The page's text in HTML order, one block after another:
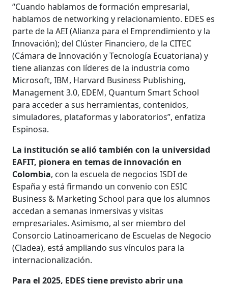
“Cuando hablamos de formación empresarial,
hablamos de networking y relacionamiento. EDES es
parte de la AEI (Alianza para el Emprendimiento y la
Innovación); del Clúster Financiero, de la CITEC
(Cámara de Innovación y Tecnología Ecuatoriana) y
tiene alianzas con líderes de la industria como
Microsoft, IBM, Harvard Business Publishing,
Management 3.0, EDEM, Quantum Smart School
para acceder a sus herramientas, contenidos,
simuladores, plataformas y laboratorios”, enfatiza
Espinosa.
La institución se alió también con la universidad
EAFIT, pionera en temas de innovación en
Colombia, con la escuela de negocios ISDI de
España y está firmando un convenio con ESIC
Business & Marketing School para que los alumnos
accedan a semanas inmersivas y visitas
empresariales. Asimismo, al ser miembro del
Consorcio Latinoamericano de Escuelas de Negocio
(Cladea), está ampliando sus vínculos para la
internacionalización.
Para el 2025, EDES tiene previsto abrir una